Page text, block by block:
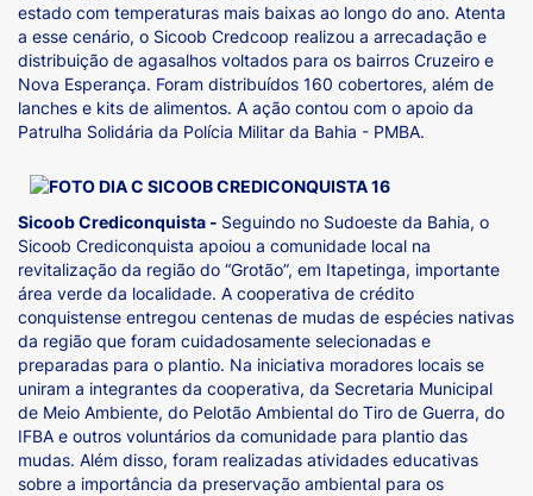
estado com temperaturas mais baixas ao longo do ano. Atenta
a esse cenário, o Sicoob Credcoop realizou a arrecadação e
distribuição de agasalhos voltados para os bairros Cruzeiro e
Nova Esperança. Foram distribuídos 160 cobertores, além de
lanches e kits de alimentos. A ação contou com o apoio da
Patrulha Solidária da Polícia Militar da Bahia - PMBA.
Sicoob Crediconquista - Seguindo no Sudoeste da Bahia, o
Sicoob Crediconquista apoiou a comunidade local na
revitalização da região do “Grotão”, em Itapetinga, importante
área verde da localidade. A cooperativa de crédito
conquistense entregou centenas de mudas de espécies nativas
da região que foram cuidadosamente selecionadas e
preparadas para o plantio. Na iniciativa moradores locais se
uniram a integrantes da cooperativa, da Secretaria Municipal
de Meio Ambiente, do Pelotão Ambiental do Tiro de Guerra, do
IFBA e outros voluntários da comunidade para plantio das
mudas. Além disso, foram realizadas atividades educativas
sobre a importância da preservação ambiental para os